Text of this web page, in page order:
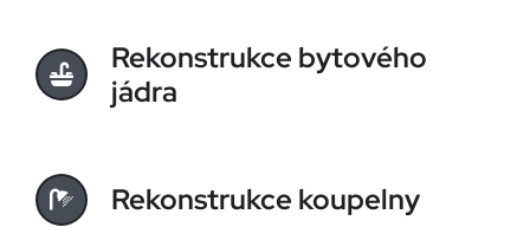
Rekonstrukce bytového
jádra
Rekonstrukce koupelny